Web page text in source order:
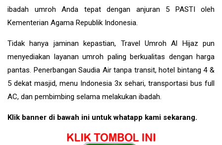
ibadah umroh Anda tepat dengan anjuran 5 PASTI oleh
Kementerian Agama Republik Indonesia.
Tidak hanya jaminan kepastian, Travel Umroh Al Hijaz pun
menyediakan layanan umroh paling berkualitas dengan harga
pantas. Penerbangan Saudia Air tanpa transit, hotel bintang 4 &
5 dekat masjid, menu Indonesia 3x sehari, transportasi bus full
AC, dan pembimbing selama melakukan ibadah.
Klik banner di bawah ini untuk whatapp kami sekarang.